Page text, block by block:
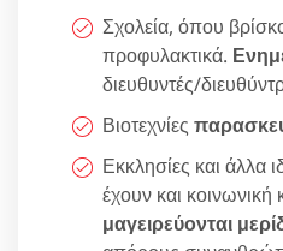
Σχολεία, όπου
προφυλακτικά.
διευθυντές/
Βιοτεχνίες
Εκκλησίες και άλλα
έχουν και κοινωνική
μαγειρεύονται